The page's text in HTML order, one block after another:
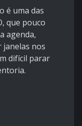
é uma das
que pouco
agenda,
janelas nos
difícil parar